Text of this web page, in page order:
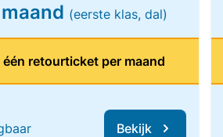
(eerste klas, dal)
retourticket per maand
Bekijk